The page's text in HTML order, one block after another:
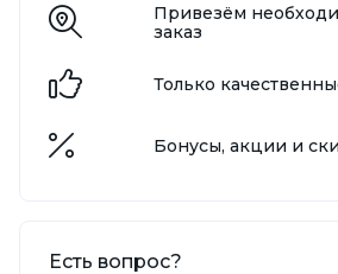
Привезём
заказ
Только
Бонусы, акции и
Есть вопрос?